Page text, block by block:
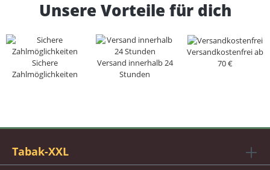
Unsere Vorteile für dich
Sichere
Zahlmöglichkeiten
Versand innerhalb 24
Stunden
Versandkostenfrei ab
70 €
Tabak-XXL